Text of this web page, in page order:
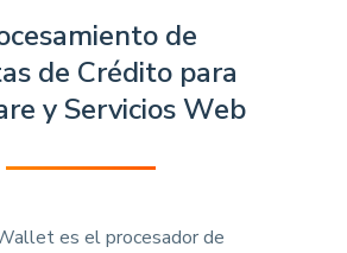
de
de Créditopara
y Servicios Web
es el procesador de